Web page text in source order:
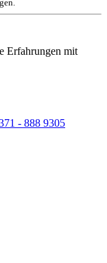
Erfahrungen mit
- 888 9305